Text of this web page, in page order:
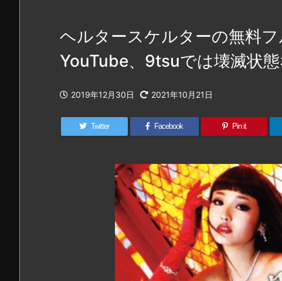
ヘルタースケルターの無料
YouTube、9tsuでは壊滅状態
2019年12月30日 2021年10月21日
Twitter Facebook Pin it